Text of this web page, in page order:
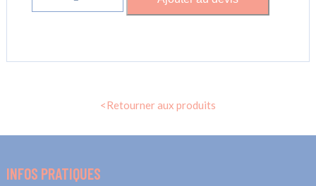
Chevalet
<Retourner aux produits
INFOS PRATIQUES